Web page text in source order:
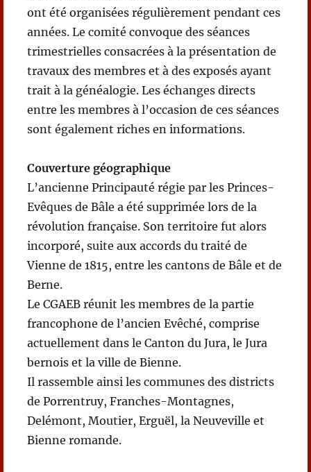
ont été organisées régulièrement pendant ces
années. Le comité convoque des séances
trimestrielles consacrées à la présentation de
travaux des membres et à des exposés ayant
trait à la généalogie. Les échanges directs
entre les membres à l’occasion de ces séances
sont également riches en informations.
Couverture géographique
L’ancienne Principauté régie par les Princes-
Evêques de Bâle a été supprimée lors de la
révolution française. Son territoire fut alors
incorporé, suite aux accords du traité de
Vienne de 1815, entre les cantons de Bâle et de
Berne.
Le CGAEB réunit les membres de la partie
francophone de l’ancien Evêché, comprise
actuellement dans le Canton du Jura, le Jura
bernois et la ville de Bienne.
Il rassemble ainsi les communes des districts
de Porrentruy, Franches-Montagnes,
Delémont, Moutier, Erguël, la Neuveville et
Bienne romande.